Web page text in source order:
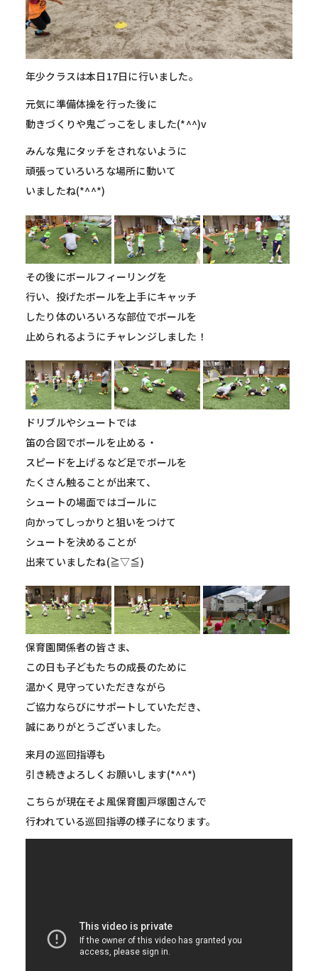
年少クラスは本日17日に行いました。
元気に準備体操を行った後に
動きづくりや鬼ごっこをしました(*^^)v
みんな鬼にタッチをされないように
頑張っていろいろな場所に動いて
いましたね(*^^*)
その後にボールフィーリングを
行い、投げたボールを上手にキャッチ
したり体のいろいろな部位でボールを
止められるようにチャレンジしました！
ドリブルやシュートでは
笛の合図でボールを止める・
スピードを上げるなど足でボールを
たくさん触ることが出来て、
シュートの場面ではゴールに
向かってしっかりと狙いをつけて
シュートを決めることが
出来ていましたね(≧▽≦)
保育園関係者の皆さま、
この日も子どもたちの成長のために
温かく見守っていただきながら
ご協力ならびにサポートしていただき、
誠にありがとうございました。
来月の巡回指導も
引き続きよろしくお願いします(*^^*)
こちらが現在そよ風保育園戸塚園さんで
行われている巡回指導の様子になります。